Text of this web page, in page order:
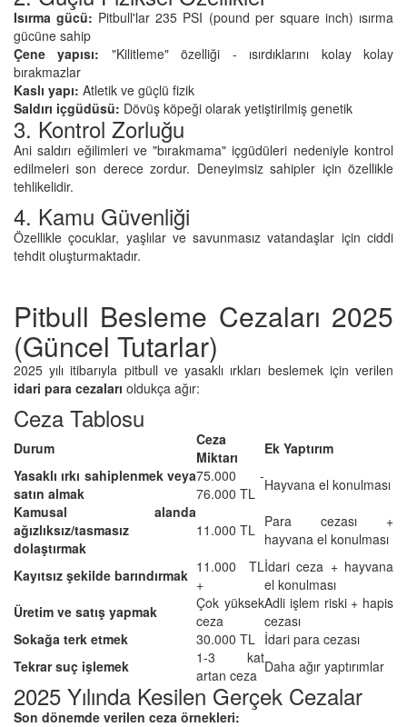
Isırma gücü: Pitbull'lar 235 PSI (pound per square inch) ısırma
gücüne sahip
Çene yapısı: "Kilitleme" özelliği - ısırdıklarını kolay kolay
bırakmazlar
Kaslı yapı: Atletik ve güçlü fizik
Saldırı içgüdüsü: Dövüş köpeği olarak yetiştirilmiş genetik
3. Kontrol Zorluğu
Ani saldırı eğilimleri ve "bırakmama" içgüdüleri nedeniyle kontrol
edilmeleri son derece zordur. Deneyimsiz sahipler için özellikle
tehlikelidir.
4. Kamu Güvenliği
Özellikle çocuklar, yaşlılar ve savunmasız vatandaşlar için ciddi
tehdit oluşturmaktadır.
Pitbull Besleme Cezaları 2025
(Güncel Tutarlar)
2025 yılı itibarıyla pitbull ve yasaklı ırkları beslemek için verilen
idari para cezaları oldukça ağır:
Ceza Tablosu
Durum
Ceza
Miktarı
Ek Yaptırım
Yasaklı ırkı sahiplenmek veya
satın almak
75.000 -
76.000 TL Hayvana el konulması
Kamusal alanda
ağızlıksız/tasmasız
dolaştırmak
11.000 TL Para cezası +
hayvana el konulması
Kayıtsız şekilde barındırmak 11.000 TL
+
İdari ceza + hayvana
el konulması
Üretim ve satış yapmak
Çok yüksek
ceza
Adli işlem riski + hapis
cezası
Sokağa terk etmek
30.000 TL İdari para cezası
Tekrar suç işlemek
1-3 kat
artan ceza Daha ağır yaptırımlar
2025 Yılında Kesilen Gerçek Cezalar
Son dönemde verilen ceza örnekleri: